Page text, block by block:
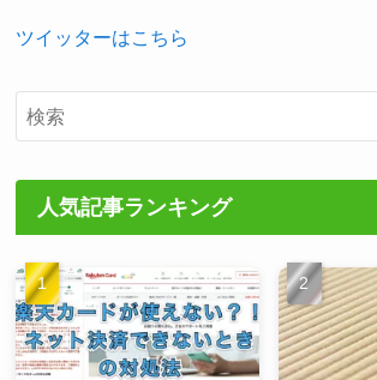
ツイッターはこちら
人気記事ランキング